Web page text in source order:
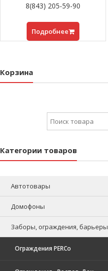
8(843) 205-59-90
Подробнее
Корзина
Search for:
Категории товаров
Автотовары
Домофоны
Заборы, ограждения, барьеры
Ограждения PERCo